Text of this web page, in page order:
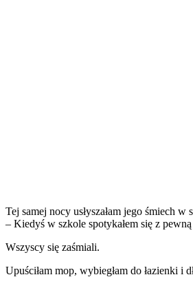
Tej samej nocy usłyszałam jego śmiech w
– Kiedyś w szkole spotykałem się z
Wszyscy się zaśmiali.
Upuściłam mop, wybiegłam do łazienki i